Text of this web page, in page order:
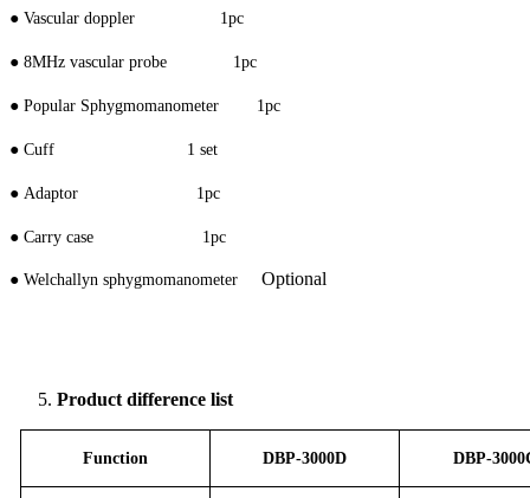
● Vascular doppler 1pc
● 8MHz vascular probe 1pc
● Popular Sphygmomanometer 1pc
● Cuff 1 set
● Adaptor 1pc
● Carry case 1pc
● Welchallyn sphygmomanometer Optional
Product difference list
Function DBP-3000D DBP-